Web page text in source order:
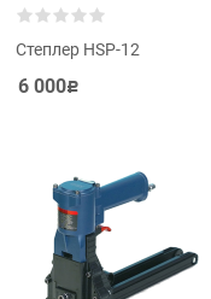
Степлер HSP-12
6 000Р